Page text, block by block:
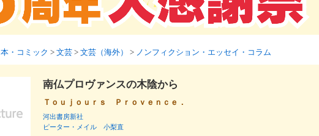
本・コミック > 文芸 > 文芸（海外） > ノンフィクション・エッセイ・コラム
南仏プロヴァンスの木陰から
Ｔｏｕｊｏｕｒｓ Ｐｒｏｖｅｎｃｅ．
河出書房新社
ピーター・メイル
小梨直